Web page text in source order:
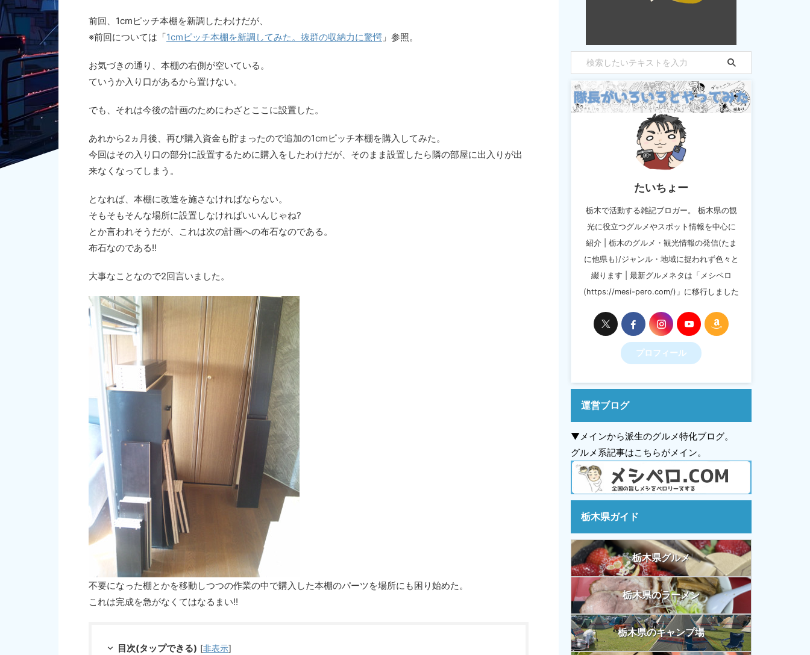
前回、1cmピッチ本棚を新調したわけだが、
※前回については「1cmピッチ本棚を新調してみた。抜群の収納力に驚愕 」参照。
お気づきの通り、本棚の右側が空いている。
ていうか入り口があるから置けない。
でも、それは今後の計画のためにわざとここに設置した。
あれから2ヵ月後、再び購入資金も貯まったので追加の1cmピッチ本棚を購入してみた。
今回はその入り口の部分に設置するために購入をしたわけだが、そのまま設置したら隣の部屋に出入りが出
来なくなってしまう。
となれば、本棚に改造を施さなければならない。
そもそもそんな場所に設置しなければいいんじゃね?
とか言われそうだが、これは次の計画への布石なのである。
布石なのである!!
大事なことなので2回言いました。
不要になった棚とかを移動しつつの作業の中で購入した本棚のパーツを場所にも困り始めた。
これは完成を急がなくてはなるまい!!
目次(タップできる) [非表示]
たいちょー
栃木で活動する雑記ブロガー。 栃木県の観
光に役立つグルメやスポット情報を中心に
紹介 | 栃木のグルメ・観光情報の発信(たま
に他県も)/ジャンル・地域に捉われず色々と
綴ります | 最新グルメネタは「メシペロ
(https://mesi-pero.com/)」に移行しました
プロフィール
運営ブログ
▼メインから派生のグルメ特化ブログ。
グルメ系記事はこちらがメイン。
栃木県ガイド
栃木県グルメ
栃木県のラーメン
栃木県のキャンプ場